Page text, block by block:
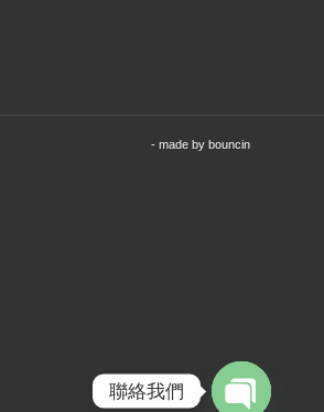
- made by bouncin
聯絡我們